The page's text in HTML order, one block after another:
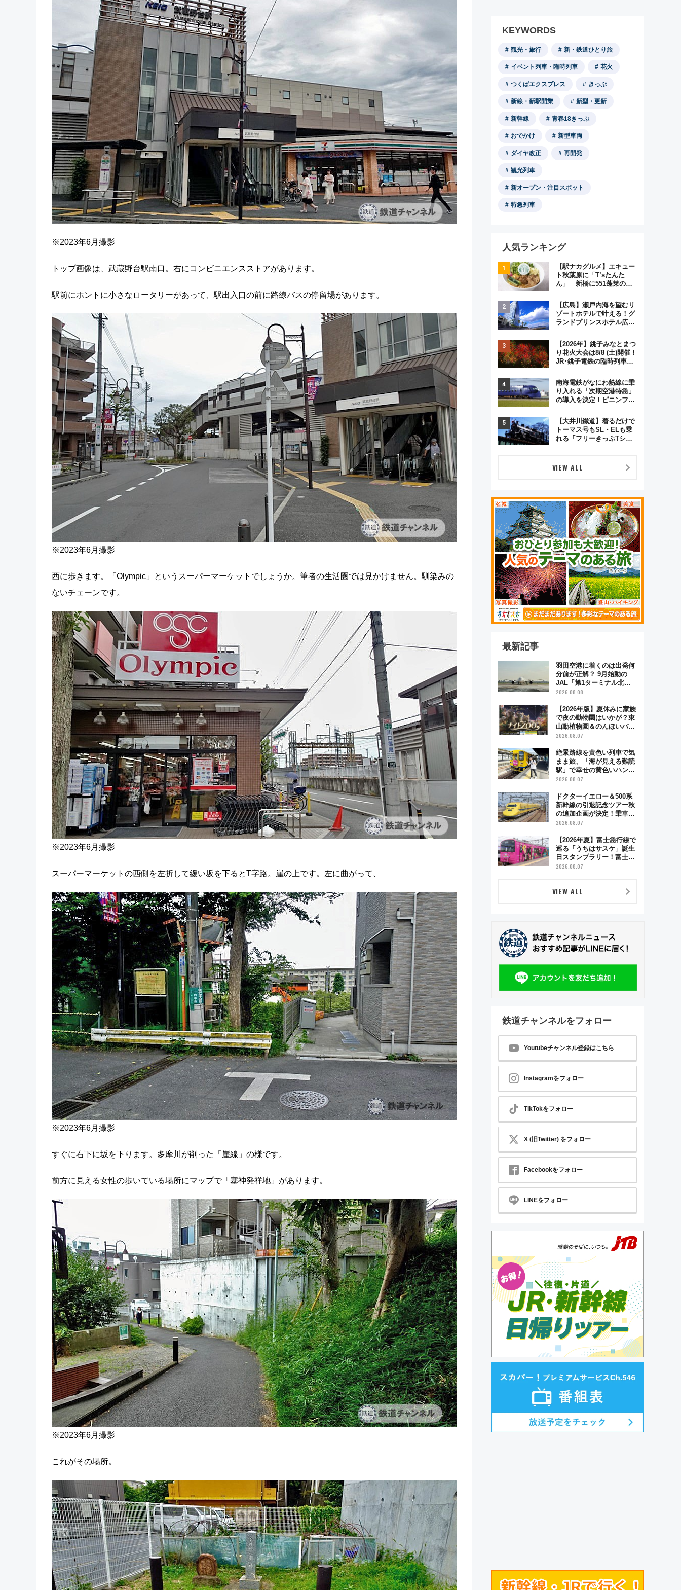
※2023年6月撮影
トップ画像は、武蔵野台駅南口。右にコンビニエンスストアがあります。
駅前にホントに小さなロータリーがあって、駅出入口の前に路線バスの停留場があります。
※2023年6月撮影
西に歩きます。「Olympic」というスーパーマーケットでしょうか。筆者の生活圏では見かけません。馴染みの
ないチェーンです。
※2023年6月撮影
スーパーマーケットの西側を左折して緩い坂を下るとT字路。崖の上です。左に曲がって、
※2023年6月撮影
すぐに右下に坂を下ります。多摩川が削った「崖線」の様です。
前方に見える女性の歩いている場所にマップで「塞神発祥地」があります。
※2023年6月撮影
これがその場所。
KEYWORDS
観光・旅行 新・鉄道ひとり旅
イベント列車・臨時列車 花火
つくばエクスプレス きっぷ
新線・新駅開業 新型・更新
新幹線 青春18きっぷ
おでかけ 新型車両
ダイヤ改正 再開発
観光列車
新オープン・注目スポット
特急列車
人気ランキング
【駅ナカグルメ】エキュー
ト秋葉原に「T’sたんた
ん」 新橋に551蓬莱の
オムライス専門店「肉とた
まご」新グルメ続々登場！
【2026年8月】
【広島】瀬戸内海を望むリ
ゾートホテルで叶える！グ
ランドプリンスホテル広島
ジュアルパーティープラン
【2026年】銚子みなとまつ
り花火大会は8/8 (土)開催！
JR･銚子電鉄の臨時列車や
く8,000発の大迫力＆屋台
を満喫
南海電鉄がなにわ筋線に乗
り入れる「次期空港特急」
の導入を決定！ピニンファ
デザイン
【大井川鐵道】着るだけで
トーマス号もSL・ELも乗
れる「フリーきっぷTシャ
VIEW ALL
最新記事
羽田空港に着くのは出発何
分前が正解？ 9月始動の
JAL「第1ターミナル北側
サテライト」は徒歩1キロ
点まとめ
2026.08.08
【2026年版】夏休みに家族
で夜の動物園はいかが？東
山動植物園＆のんほいパー
ク「ナイトZOO」開催情報
2026.08.07
絶景路線を黄色い列車で気
まま旅、「海が見える難読
駅」で幸せの黄色いハンカ
チに願いを 「新・鉄道ひ
「島原鉄道」
2026.08.07
ドクターイエロー＆500系
新幹線の引退記念ツアー秋
の追加企画が決定！乗車体
験やグッズ・ホテル情報ま
2026.08.07
【2026年夏】富士急行線で
巡る「うちはサスケ」誕生
日スタンプラリー！富士急
ハイランド限定グルメ＆グ
2026.08.07
VIEW ALL
鉄道チャンネルをフォロー
Youtubeチャンネル登録はこちら
Instagramをフォロー
TikTokをフォロー
X (旧Twitter) をフォロー
Facebookをフォロー
LINEをフォロー